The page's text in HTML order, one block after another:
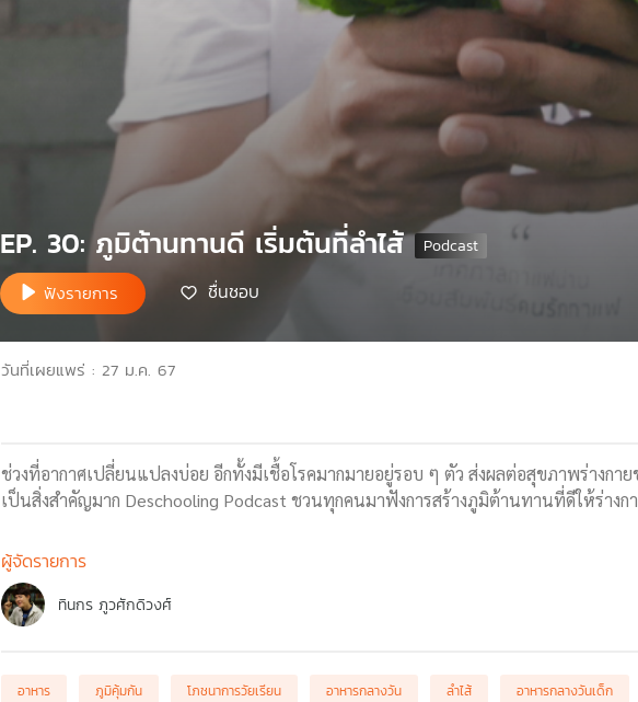
EP. 30: ภูมิต้านทานดี เริ่มต้นที่ลำไส้
ฟังรายการ ชื่นชอบ
วันที่เผยแพร่ : 27 ม.ค. 67
ช่วงที่อากาศเปลี่ยนแปลงบ่อย อีกทั้งมีเชื้อโรคมากมายอยู่รอบ ๆ ตัว ส่งผลต่อสุขภาพร่างกา
เป็นสิ่งสำคัญมาก Deschooling Podcast ชวนทุกคนมาฟังการสร้างภูมิต้านทานที่ดีให้ร่างกา
ผู้จัดรายการ
ทินกร ภูวศักดิวงศ์
อาหาร ภูมิคุ้มกัน โภชนาการวัยเรียน อาหารกลางวัน ลำไส้ อาหารกลางวันเด็ก